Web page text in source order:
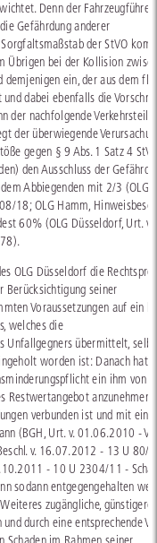
Denn der
Gefährdung anderer
der StVO
Übrigen bei der Kollision
ein, der aus dem
und dabei ebenfalls die
der nachfolgende
der überwiegende
gegen § 9 Abs. 1 Satz 4
den Ausschluss der
Abbiegenden mit 2/3 (OLG
18; OLG Hamm,
60% (OLG Düsseldorf, Urt. v.
OLG Düsseldorf die
Berücksichtigung seiner
Voraussetzungen auf ein
welches die
Unfallgegners übermittelt,
worden ist: Danach hat
ein ihm von
Restwertangebot anzunehmen,
verbunden ist und mit
(BGH, Urt. v. 01.06.2010 - VI
v. 16.07.2012 - 13 U 80/
- 10 U 2304/11 -
sodann entgegengehalten
zugängliche, günstigere
durch eine entsprechende